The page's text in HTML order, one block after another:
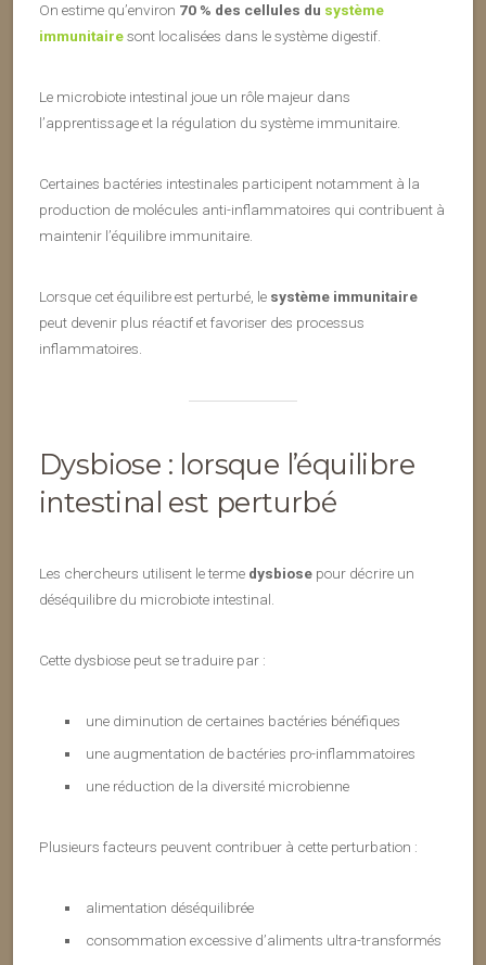
On estime qu’environ 70 % des cellules du système
immunitairesont localisées dans le système digestif.
Le microbiote intestinal joue un rôle majeur dans
l’apprentissage et la régulation du système immunitaire.
Certaines bactéries intestinales participent notamment à la
production de molécules anti-inflammatoires qui contribuent à
maintenir l’équilibre immunitaire.
Lorsque cet équilibre est perturbé, le système immunitaire
peut devenir plus réactif et favoriser des processus
inflammatoires.
Dysbiose : lorsque l’équilibre
intestinal est perturbé
Les chercheurs utilisent le terme dysbiose pour décrire un
déséquilibre du microbiote intestinal.
Cette dysbiose peut se traduire par :
une diminution de certaines bactéries bénéfiques
une augmentation de bactéries pro-inflammatoires
une réduction de la diversité microbienne
Plusieurs facteurs peuvent contribuer à cette perturbation :
alimentation déséquilibrée
consommation excessive d’aliments ultra-transformés